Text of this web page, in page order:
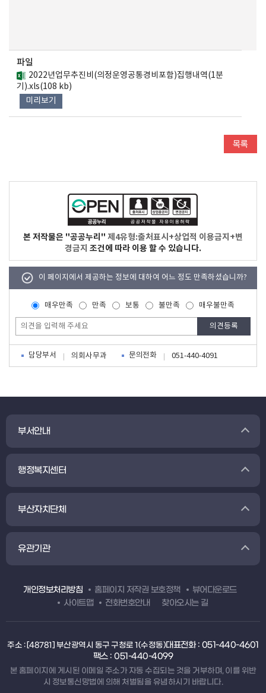
파일
2022년업무추진비(의정운영공통경비포함)집행내역(1분
기).xls(108 kb)
미리보기
본 저작물은 "공공누리" 제4유형:출처표시+상업적 이용금지+변
경금지 조건에 따라 이용 할 수 있습니다.
이 페이지에서 제공하는 정보에 대하여 어느 정도 만족하셨습니까?
매우만족 만족 보통 불만족 매우불만족
담당부서 의회사무과 문의전화 051-440-4091
부서안내
행정복지센터
부산자치단체
유관기관
개인정보처리방침 홈페이지 저작권 보호정책
뷰어다운로드
사이트맵
전화번호안내 찾아오시는 길
주소 : [48781] 부산광역시 동구 구청로 1(수정동)대표전화 : 051-440-4601
팩스 : 051-440-4099
본 홈페이지에 게시된 이메일 주소가 자동 수집되는 것을 거부하며, 이를 위반
시 정보통신망법에 의해 처벌됨을 유념하시기 바랍니다.